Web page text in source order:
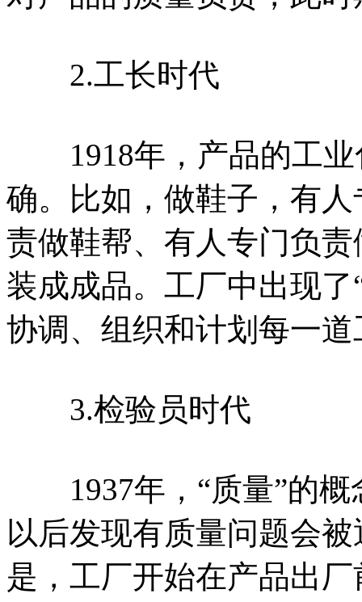
2.工长时代
1918年，产品的工业
确。比如，做鞋子，有
责做鞋帮、有人专门负
装成成品。工厂中出现了
协调、组织和计划每一
3.检验员时代
1937年，“质量”的概
以后发现有质量问题会
是，工厂开始在产品出